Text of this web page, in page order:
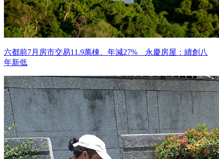
六都前7月房市交易11.9萬棟、年減27% 永慶房屋：續創八
年新低